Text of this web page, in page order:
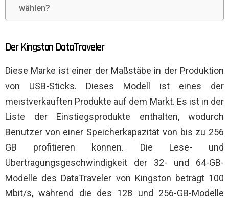
wählen?
Der Kingston DataTraveler
Diese Marke ist einer der Maßstäbe in der Produktion
von USB-Sticks. Dieses Modell ist eines der
meistverkauften Produkte auf dem Markt. Es ist in der
Liste der Einstiegsprodukte enthalten, wodurch
Benutzer von einer Speicherkapazität von bis zu 256
GB profitieren können. Die Lese- und
Übertragungsgeschwindigkeit der 32- und 64-GB-
Modelle des DataTraveler von Kingston beträgt 100
Mbit/s, während die des 128 und 256-GB-Modelle